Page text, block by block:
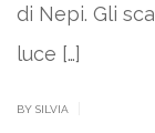
di Nepi. Gli
luce […]
BY SILVIA